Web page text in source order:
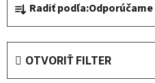
Radiť podľa:Odporúčame
OTVORIŤ FILTER